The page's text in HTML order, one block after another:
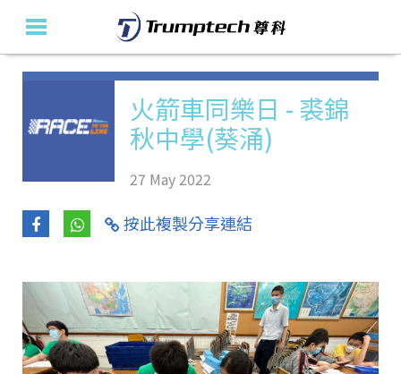
火箭車同樂日 - 裘錦
秋中學(葵涌)
27 May 2022
按此複製分享連結
主頁
關於我們
教育產品及方案
活動花絮
聯絡我們
En